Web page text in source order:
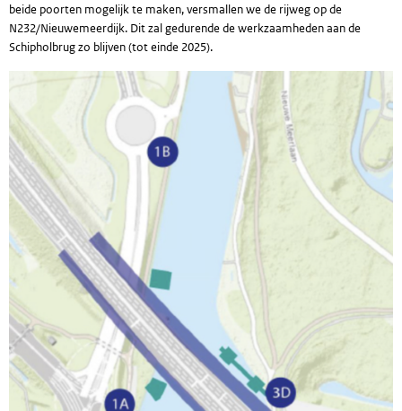
beide poorten mogelijk te maken, versmallen we de rijweg op de
N232/Nieuwemeerdijk. Dit zal gedurende de werkzaamheden aan de
Schipholbrug zo blijven (tot einde 2025).